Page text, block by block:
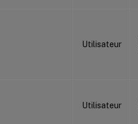
Utilisateur
Utilisateur